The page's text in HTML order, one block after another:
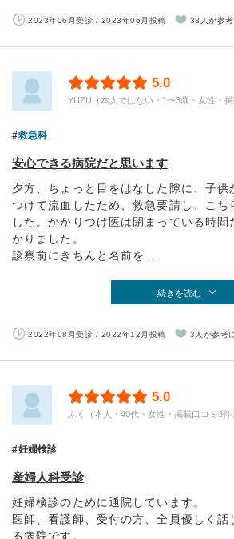
2023年06月受診 / 2023年06月投稿 38人が参
5.0
YUZU（本人ではない・1〜3歳・女性・掲
救急科
安心できる病院だと思います
夕方、ちょっと目をはなした隙に、子供
つけて流血したため、救急要請し、こち
した。かかりつけ医は閉まっている時間
かりました。
診察前にきちんと名前を...
続きを読む
2022年08月受診 / 2022年12月投稿 3人が参考
5.0
ふく（本人・40代・女性・掲載口コミ3件
妊婦検診
産婦人科受診
妊婦検診のために通院しています。
医師、看護師、受付の方、全員優しく話
る病院です。